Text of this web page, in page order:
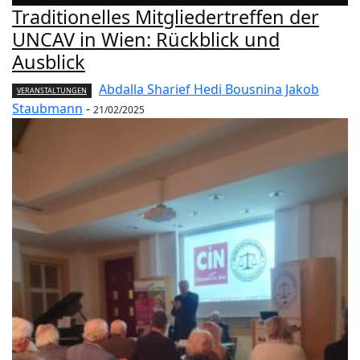
DATENSCHUTZ UND TECHNOLOGIE
DATENSCHUTZRECHT
DEFENSE POLICY
DEMOGRAPHICS AND SOCIAL CHANGE
DEVELOPMENT AND SUSTAINABILITY
DIGITAL MEDIA
Traditionelles Mitgliedertreffen der
UNCAV in Wien: Rückblick und
Ausblick
VERANSTALTUNGEN
Abdalla Sharief Hedi Bousnina Jakob
Staubmann - 21/02/2025